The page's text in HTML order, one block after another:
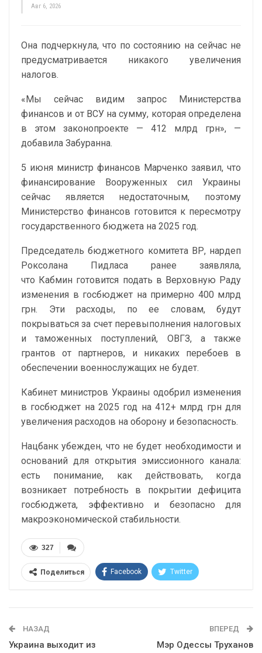
Авг 6, 2026
Она подчеркнула, что по состоянию на сейчас не
предусматривается никакого увеличения
налогов.
«Мы сейчас видим запрос Министерства
финансов и от ВСУ на сумму, которая определена
в этом законопроекте — 412 млрд грн», —
добавила Забуранна.
5 июня министр финансов Марченко заявил, что
финансирование Вооруженных сил Украины
сейчас является недостаточным, поэтому
Министерство финансов готовится к пересмотру
государственного бюджета на 2025 год.
Председатель бюджетного комитета ВР, нардеп
Роксолана Пидласа ранее заявляла,
что Кабмин готовится подать в Верховную Раду
изменения в госбюджет на примерно 400 млрд
грн. Эти расходы, по ее словам, будут
покрываться за счет перевыполнения налоговых
и таможенных поступлений, ОВГЗ, а также
грантов от партнеров, и никаких перебоев в
обеспечении военнослужащих не будет.
Кабинет министров Украины одобрил изменения
в госбюджет на 2025 год на 412+ млрд грн для
увеличения расходов на оборону и безопасность.
Нацбанк убежден, что не будет необходимости и
оснований для открытия эмиссионного канала:
есть понимание, как действовать, когда
возникает потребность в покрытии дефицита
госбюджета, эффективно и безопасно для
макроэкономической стабильности.
327
Поделиться Facebook Twitter
НАЗАД
Украина выходит из
ВПЕРЕД
Мэр Одессы Труханов